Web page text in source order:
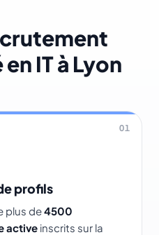
IT à Lyon
01
profils
plus de4500
active inscrits sur la